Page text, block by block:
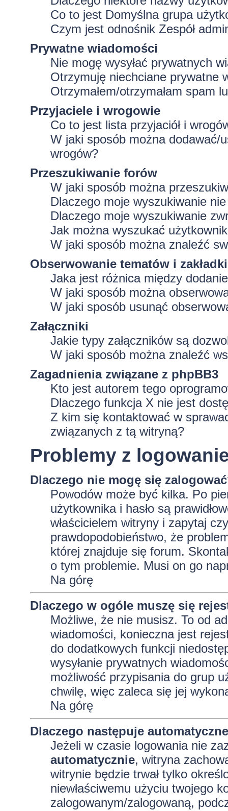
Co to jest Domyślna grupa
Czym jest odnośnik Zespół
Prywatne wiadomości
Nie mogę wysyłać prywatnych
Otrzymuję niechciane prywatne
Otrzymałem/otrzymałam spam
Przyjaciele i wrogowie
Co to jest lista przyjaciół i
W jaki sposób można dodawać/
wrogów?
Przeszukiwanie forów
W jaki sposób można
Dlaczego moje wyszukiwanie
Dlaczego moje wyszukiwanie
Jak można wyszukać
W jaki sposób można znaleźć
Obserwowanie tematów i zakładki
Jaka jest różnica między
W jaki sposób można
W jaki sposób usunąć
Załączniki
Jakie typy załączników są
W jaki sposób można znaleźć
Zagadnienia związane z phpBB3
Kto jest autorem tego
Dlaczego funkcja X nie jest
Z kim się kontaktować w
związanych z tą witryną?
Problemy z
Dlaczego nie mogę się
Powodów może być kilka. Po
użytkownika i hasło są
właścicielem witryny i zapytaj
prawdopodobieństwo, że
której znajduje się forum.
o tym problemie. Musi on go
Na górę
Dlaczego w ogóle muszę się
Możliwe, że nie musisz. To od
wiadomości, konieczna jest
do dodatkowych funkcji
wysyłanie prywatnych
możliwość przypisania do grup
chwilę, więc zaleca się jej
Na górę
Dlaczego następuje
Jeżeli w czasie logowania nie
automatycznie, witryna
witrynie będzie trwał tylko
niewłaściwemu użyciu twojego
zalogowanym/zalogowaną,